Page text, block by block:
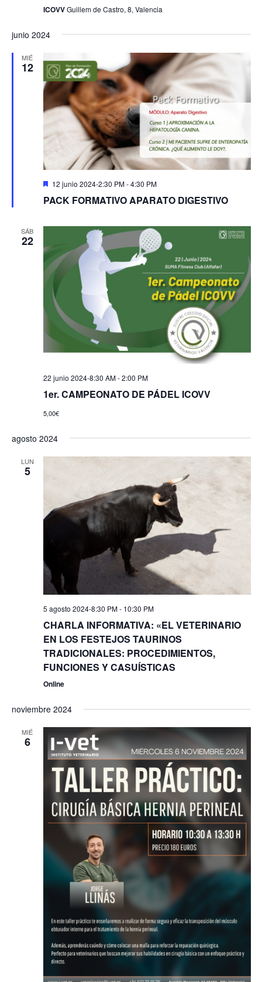
ICOVVGuillem de Castro, 8, Valencia
junio 2024
MIÉ
12
Destacado
12 junio 2024-2:30 PM-4:30 PM
PACK FORMATIVO APARATO DIGESTIVO
SÁB
22
22 junio 2024-8:30 AM-2:00 PM
1er. CAMPEONATO DE PÁDEL ICOVV
5,00€
agosto 2024
LUN
5
5 agosto 2024-8:30 PM- 10:30 PM
CHARLA INFORMATIVA: «EL VETERINARIO
EN LOS FESTEJOS TAURINOS
TRADICIONALES: PROCEDIMIENTOS,
FUNCIONES Y CASUÍSTICAS
Online
noviembre 2024
MIÉ
6